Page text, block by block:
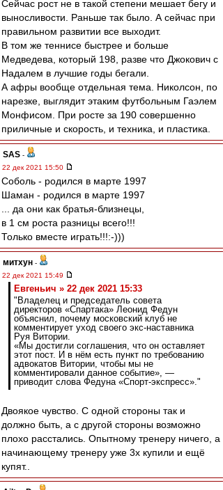
Сейчас рост не в такой степени мешает бегу и
выносливости. Раньше так было. А сейчас при
правильном развитии все выходит.
В том же теннисе быстрее и больше
Медведева, который 198, разве что Джокович с
Надалем в лучшие годы бегали.
А афры вообще отдельная тема. Николсон, по
нарезке, выглядит этаким футбольным Гаэлем
Монфисом. При росте за 190 совершенно
приличные и скорость, и техника, и пластика.
SAS -
22 дек 2021 15:50
Соболь - родился в марте 1997
Шаман - родился в марте 1997
... да они как братья-близнецы,
в 1 см роста разницы всего!!!
Только вместе играть!!!:-)))
митхун -
22 дек 2021 15:49
Евгеньич » 22 дек 2021 15:33
"Владелец и председатель совета
директоров «Спартака» Леонид Федун
объяснил, почему московский клуб не
комментирует уход своего экс-наставника
Руя Витории.
«Мы достигли соглашения, что он оставляет
этот пост. И в нём есть пункт по требованию
адвокатов Витории, чтобы мы не
комментировали данное событие», —
приводит слова Федуна «Спорт-экспресс»."
Двоякое чувство. С одной стороны так и
должно быть, а с другой стороны возможно
плохо расстались. Опытному тренеру ничего, а
начинающему тренеру уже 3х купили и ещё
купят..